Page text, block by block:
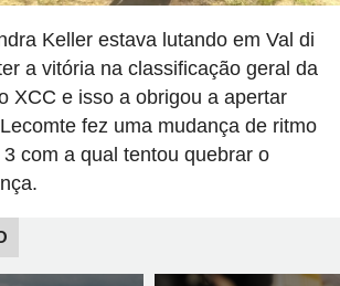
Keller estava lutando em Val di
a vitória na classificação geral da
XCC e isso a obrigou a apertar
fez uma mudança de ritmo
com a qual tentou quebrar o